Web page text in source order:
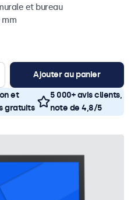
et bureau
mm
Ajouter au panier
et
gratuits
5 000+ avis clients,
note de 4,8/5